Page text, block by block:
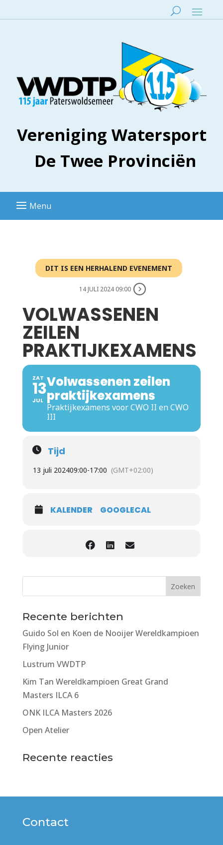
Vereniging Watersport
De Twee Provinciën
Menu
DIT IS EEN HERHALEND EVENEMENT
14 JULI 2024 09:00
VOLWASSENEN
ZEILEN
PRAKTIJKEXAMENS
ZAT
13
JUL
Volwassenen zeilen
praktijkexamens
Praktijkexamens voor CWO II en CWO
III
Tijd
13 juli 202409:00-17:00 (GMT+02:00)
KALENDER GOOGLECAL
Recente berichten
Guido Sol en Koen de Nooijer Wereldkampioen
Flying Junior
Lustrum VWDTP
Kim Tan Wereldkampioen Great Grand
Masters ILCA 6
ONK ILCA Masters 2026
Open Atelier
Recente reacties
Contact